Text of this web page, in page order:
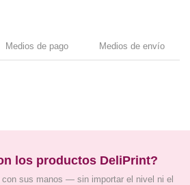
Medios de pago Medios de envío
los productos DeliPrint?
con sus manos — sin importar el nivel ni el